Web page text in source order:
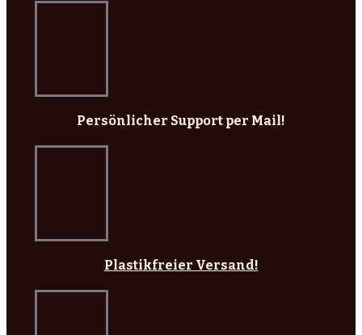
Persönlicher Support per Mail!
Plastikfreier Versand!